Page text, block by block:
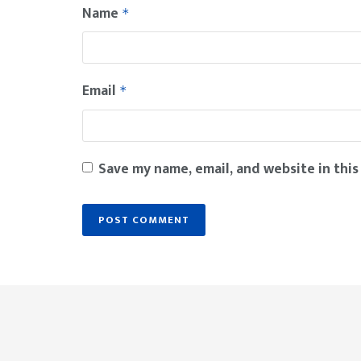
Name *
Email *
Save my name, email, and website in